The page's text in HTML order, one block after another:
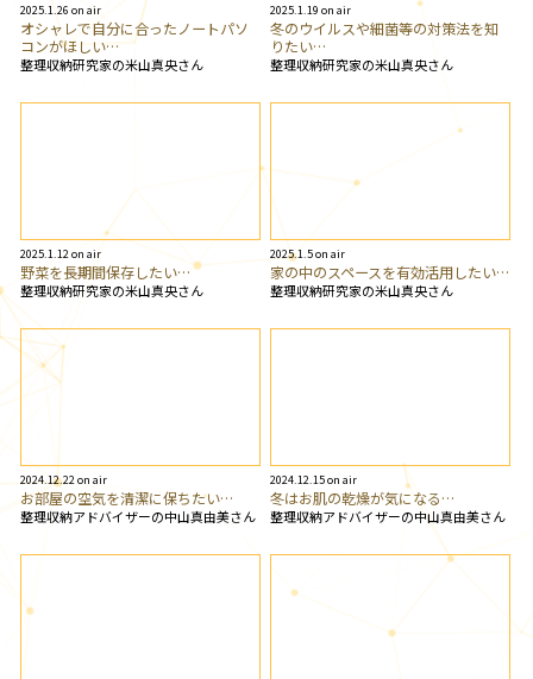
2025.1.26 on air
オシャレで自分に合ったノートパソ
コンがほしい…
整理収納研究家の米山真央さん
2025.1.19 on air
冬のウイルスや細菌等の対策法を知
りたい…
整理収納研究家の米山真央さん
2025.1.12 on air
野菜を長期間保存したい…
整理収納研究家の米山真央さん
2025.1.5 on air
家の中のスペースを有効活用したい…
整理収納研究家の米山真央さん
2024.12.22 on air
お部屋の空気を清潔に保ちたい…
整理収納アドバイザーの中山真由美さん
2024.12.15 on air
冬はお肌の乾燥が気になる…
整理収納アドバイザーの中山真由美さん